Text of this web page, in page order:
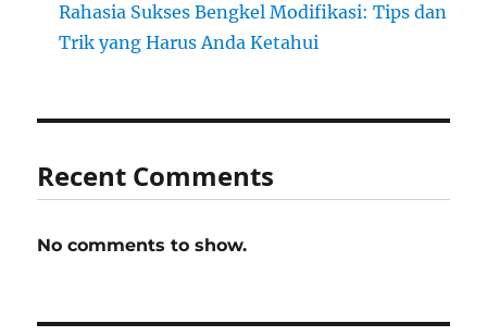
Rahasia Sukses Bengkel Modifikasi: Tips dan
Trik yang Harus Anda Ketahui
Recent Comments
No comments to show.